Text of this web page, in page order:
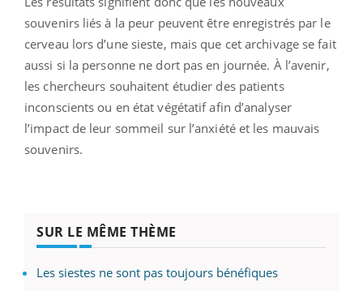
souvenirs liés à la peur peuvent être enregistrés par le
cerveau lors d’une sieste, mais que cet archivage se fait
aussi si la personne ne dort pas en journée. À l’avenir,
les chercheurs souhaitent étudier des patients
inconscients ou en état végétatif afin d’analyser
l’impact de leur sommeil sur l’anxiété et les mauvais
souvenirs.
SUR LE MÊME THÈME
Les siestes ne sont pas toujours bénéfiques